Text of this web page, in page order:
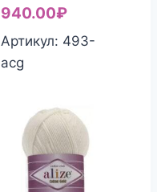
940.00₽
Артикул: 493-
acg